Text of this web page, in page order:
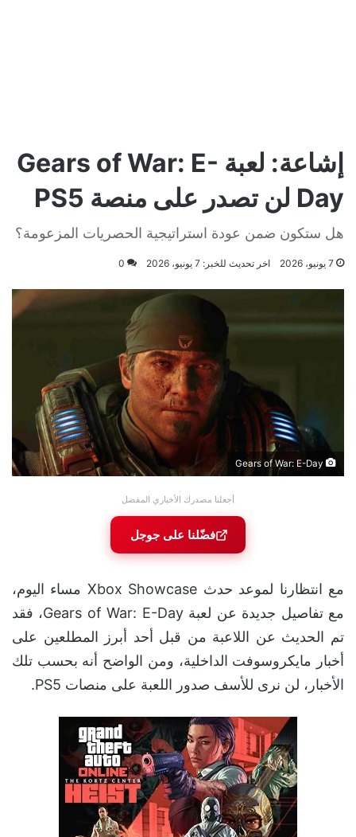
إشاعة: لعبة Gears of War: E-
Day لن تصدر على منصة PS5
هل ستكون ضمن عودة استراتيجية الحصريات المزعومة؟
7 يونيو، 2026 اخر تحديث للخبر: 7 يونيو، 2026 0
أجعلنا مصدرك الأخباري المفضل
فضّلنا على جوجل
مع انتظارنا لموعد حدث Xbox Showcase مساء اليوم،
مع تفاصيل جديدة عن لعبة Gears of War: E-Day، فقد
تم الحديث عن اللاعبة من قبل أحد أبرز المطلعين على
أخبار مايكروسوفت الداخلية، ومن الواضح أنه بحسب تلك
الأخبار، لن نرى للأسف صدور اللعبة على منصات PS5.